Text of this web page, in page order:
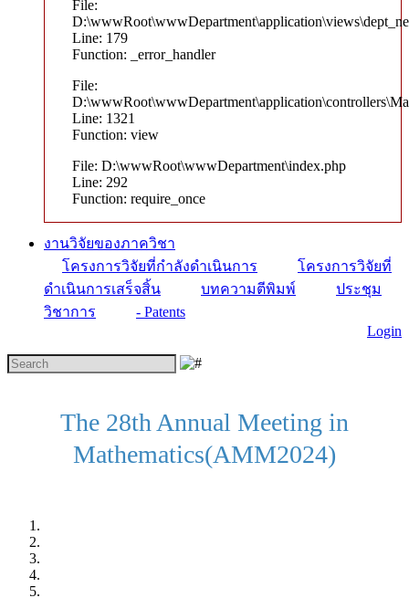
File:
Line: 179
Function: _error_handler
File:
Line: 1321
Function: view
File: D:\wwwRoot\wwwDepartment\index.php
Line: 292
Function: require_once
งานวิจัยของภาควิชา
โครงการวิจัยที่กำลังดำเนินการ
โครงการวิจัยที่
ดำเนินการเสร็จสิ้น
บทความตีพิมพ์
ประชุม
วิชาการ
- Patents
Login
The 28th Annual Meeting in
Mathematics(AMM2024)